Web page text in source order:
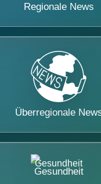
Regionale News
Überregionale
Gesundheit